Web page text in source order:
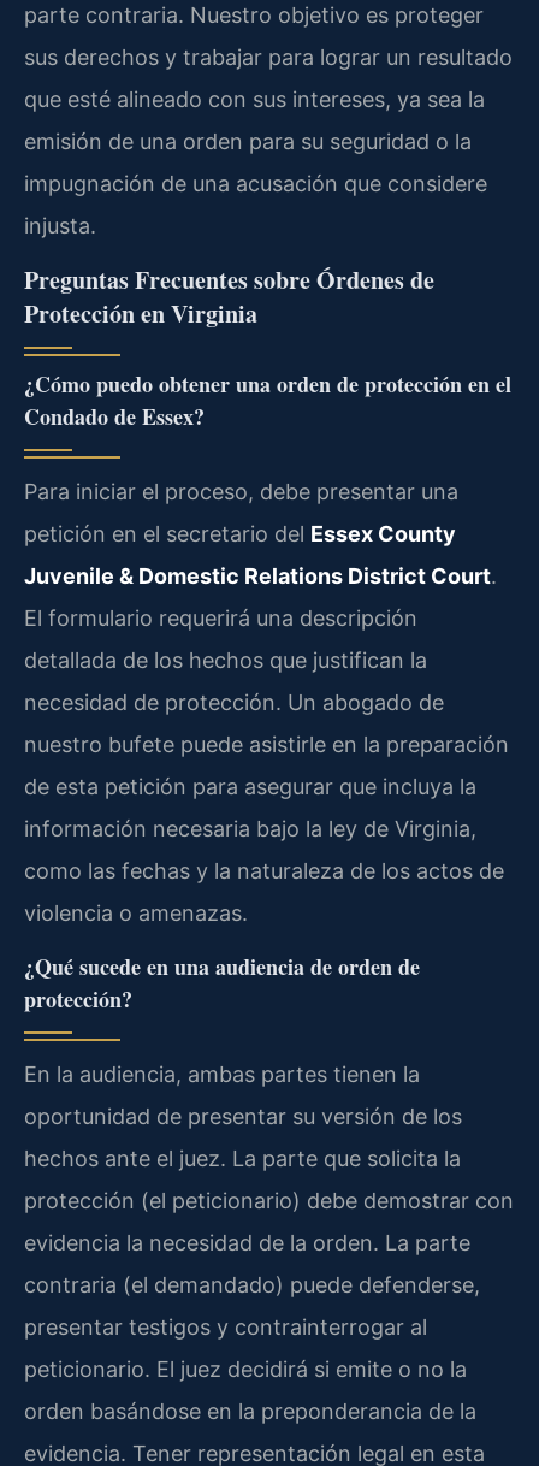
parte contraria. Nuestro objetivo es proteger
sus derechos y trabajar para lograr un resultado
que esté alineado con sus intereses, ya sea la
emisión de una orden para su seguridad o la
impugnación de una acusación que considere
injusta.
Preguntas Frecuentes sobre Órdenes de
Protección en Virginia
¿Cómo puedo obtener una orden de protección en el
Condado de Essex?
Para iniciar el proceso, debe presentar una
petición en el secretario del Essex County
Juvenile & Domestic Relations District Court.
El formulario requerirá una descripción
detallada de los hechos que justifican la
necesidad de protección. Un abogado de
nuestro bufete puede asistirle en la preparación
de esta petición para asegurar que incluya la
información necesaria bajo la ley de Virginia,
como las fechas y la naturaleza de los actos de
violencia o amenazas.
¿Qué sucede en una audiencia de orden de
protección?
En la audiencia, ambas partes tienen la
oportunidad de presentar su versión de los
hechos ante el juez. La parte que solicita la
protección (el peticionario) debe demostrar con
evidencia la necesidad de la orden. La parte
contraria (el demandado) puede defenderse,
presentar testigos y contrainterrogar al
peticionario. El juez decidirá si emite o no la
orden basándose en la preponderancia de la
evidencia. Tener representación legal en esta